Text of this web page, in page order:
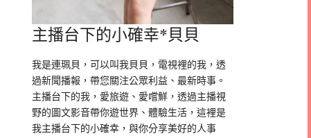
主播台下的小確幸*貝貝
我是連珮貝，可以叫我貝貝，電視裡的我，透
過新聞播報，帶您關注公眾利益、最新時事。
主播台下的我，愛旅遊、愛嚐鮮，透過主播視
野的圖文影音帶你遊世界、體驗生活，這裡是
我主播台下的小確幸，與你分享美好的人事